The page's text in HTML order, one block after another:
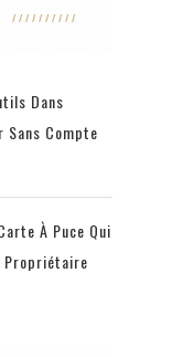
Dans
Sans Compte
À Puce Qui
Propriétaire